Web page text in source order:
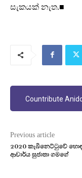
සැකයක් නැත.■
Countribute
Previous article
2020 කැබිනෙට්ටුවේ
ආචාර්ය සුජාතා ගමගේ